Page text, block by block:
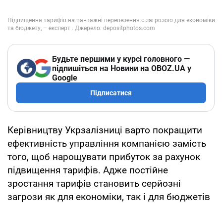
Будьте першими у курсі головного —
підпишіться на Новини на OBOZ.UA у
Google
Підписатися
Керівництву Укрзалізниці варто покращити
ефективність управління компанією замість
того, щоб нарощувати прибуток за рахунок
підвищення тарифів. Адже постійне
зростання тарифів становить серйозні
загрози як для економіки, так і для бюджетів